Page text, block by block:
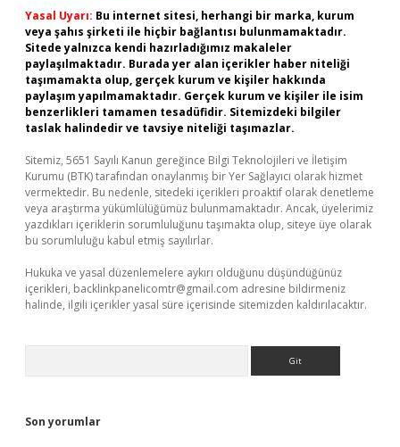
Yasal Uyarı: Bu internet sitesi, herhangi bir marka, kurum
veya şahıs şirketi ile hiçbir bağlantısı bulunmamaktadır.
Sitede yalnızca kendi hazırladığımız makaleler
paylaşılmaktadır. Burada yer alan içerikler haber niteliği
taşımamakta olup, gerçek kurum ve kişiler hakkında
paylaşım yapılmamaktadır. Gerçek kurum ve kişiler ile isim
benzerlikleri tamamen tesadüfidir. Sitemizdeki bilgiler
taslak halindedir ve tavsiye niteliği taşımazlar.
Sitemiz, 5651 Sayılı Kanun gereğince Bilgi Teknolojileri ve İletişim
Kurumu (BTK) tarafından onaylanmış bir Yer Sağlayıcı olarak hizmet
vermektedir. Bu nedenle, sitedeki içerikleri proaktif olarak denetleme
veya araştırma yükümlülüğümüz bulunmamaktadır. Ancak, üyelerimiz
yazdıkları içeriklerin sorumluluğunu taşımakta olup, siteye üye olarak
bu sorumluluğu kabul etmiş sayılırlar.
Hukuka ve yasal düzenlemelere aykırı olduğunu düşündüğünüz
içerikleri, backlinkpanelicomtr@gmail.com adresine bildirmeniz
halinde, ilgili içerikler yasal süre içerisinde sitemizden kaldırılacaktır.
Son yorumlar